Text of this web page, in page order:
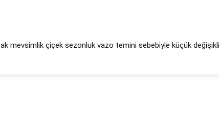
mevsimlik çiçek sezonluk vazo temini sebebiyle küçük